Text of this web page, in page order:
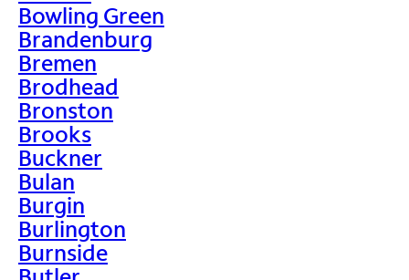
Bowling Green
Brandenburg
Bremen
Brodhead
Bronston
Brooks
Buckner
Bulan
Burgin
Burlington
Burnside